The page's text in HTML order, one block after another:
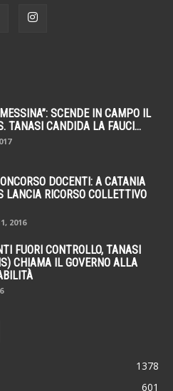
SCENDE IN CAMPO IL
TANASI CANDIDA LA FAUCI...
DOCENTI: A CATANIA
LANCIA RICORSO COLLETTIVO
2016
FUORI CONTROLLO, TANASI
CHIAMA IL GOVERNO ALLA
1378
601